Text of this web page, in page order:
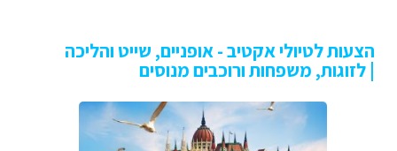
הצעות לטיולי אקטיב - אופניים, שייט והליכה
| לזוגות, משפחות ורוכבים מנוסים